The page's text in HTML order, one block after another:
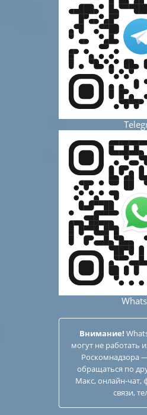
Внимание!
могут не работать
Роскомнадзора
обращаться по
Макс, онлайн-
связи,